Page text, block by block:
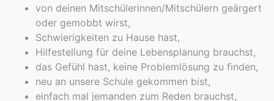
von deinen Mitschülerinnen/Mitschülern geärgert
oder gemobbt wirst,
Schwierigkeiten zu Hause hast,
Hilfestellung für deine Lebensplanung brauchst,
das Gefühl hast, keine Problemlösung zu finden,
neu an unsere Schule gekommen bist,
einfach mal jemanden zum Reden brauchst,